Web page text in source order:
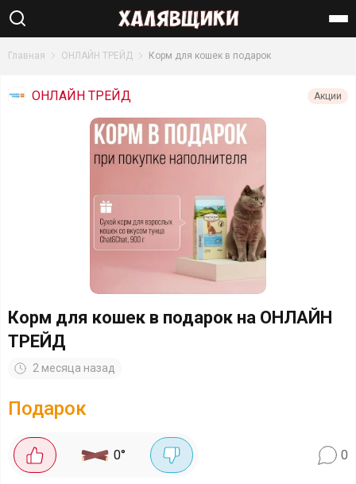
Главная ОНЛАЙН ТРЕЙД Корм для кошек в подарок
ОНЛАЙН ТРЕЙД Акции
Корм для кошек в подарок на ОНЛАЙН
ТРЕЙД
2 месяца назад
Подарок
0° 0